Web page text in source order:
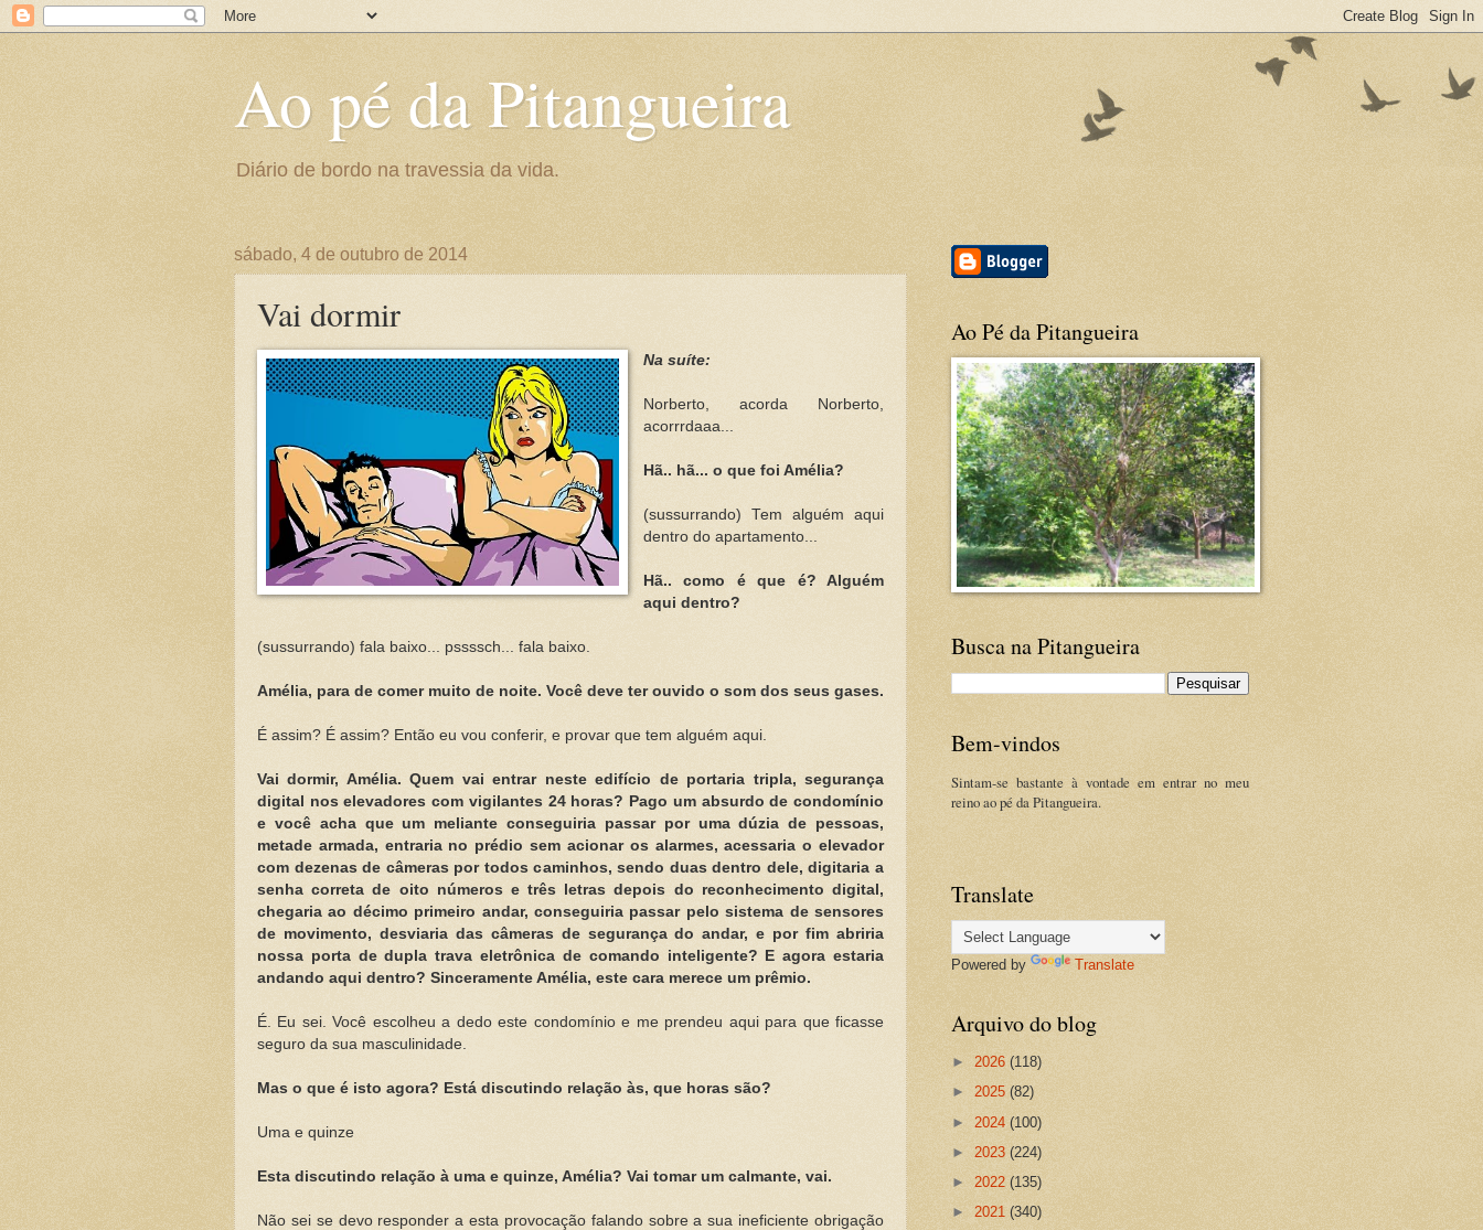
Ao pé da Pitangueira
Diário de bordo na travessia da vida.
sábado, 4 de outubro de 2014
Vai dormir
Na suíte:
Norberto, acorda Norberto,
acorrrdaaa...
Hã.. hã... o que foi Amélia?
(sussurrando) Tem alguém aqui
dentro do apartamento...
Hã.. como é que é? Alguém
aqui dentro?
(sussurrando) fala baixo... pssssch... fala baixo.
Amélia, para de comer muito de noite. Você deve ter ouvido o som dos seus gases.
É assim? É assim? Então eu vou conferir, e provar que tem alguém aqui.
Vai dormir, Amélia. Quem vai entrar neste edifício de portaria tripla, segurança
digital nos elevadores com vigilantes 24 horas? Pago um absurdo de condomínio
e você acha que um meliante conseguiria passar por uma dúzia de pessoas,
metade armada, entraria no prédio sem acionar os alarmes, acessaria o elevador
com dezenas de câmeras por todos caminhos, sendo duas dentro dele, digitaria a
senha correta de oito números e três letras depois do reconhecimento digital,
chegaria ao décimo primeiro andar, conseguiria passar pelo sistema de sensores
de movimento, desviaria das câmeras de segurança do andar, e por fim abriria
nossa porta de dupla trava eletrônica de comando inteligente? E agora estaria
andando aqui dentro? Sinceramente Amélia, este cara merece um prêmio.
É. Eu sei. Você escolheu a dedo este condomínio e me prendeu aqui para que ficasse
seguro da sua masculinidade.
Mas o que é isto agora? Está discutindo relação às, que horas são?
Uma e quinze
Esta discutindo relação à uma e quinze, Amélia? Vai tomar um calmante, vai.
Não sei se devo responder a esta provocação falando sobre a sua ineficiente obrigação
Ao Pé da Pitangueira
Busca na Pitangueira
Bem-vindos
Sintam-se bastante à vontade em entrar no meu
reino ao pé da Pitangueira.
Translate
Powered by Translate
Arquivo do blog
► 2026 (118)
► 2025 (82)
► 2024 (100)
► 2023 (224)
► 2022 (135)
► 2021 (340)